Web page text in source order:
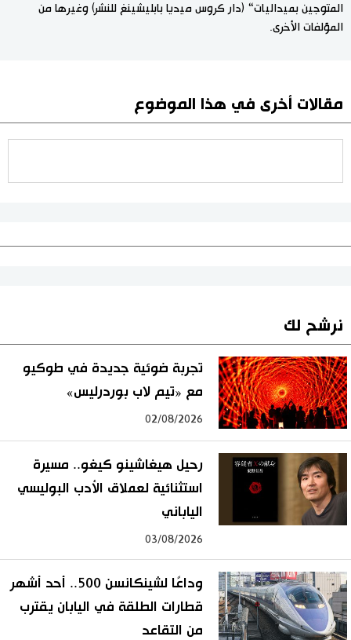
المتوجين بميداليات“ (دار كروس ميديا بابليشينغ للنشر) وغيرها من
المؤلفات الأخرى.
مقالات أخرى في هذا الموضوع
نرشح لك
تجربة ضوئية جديدة في طوكيو
مع «تيم لاب بوردرليس»
02/08/2026
رحيل هيغاشينو كيغو.. مسيرة
استثنائية لعملاق الأدب البوليسي
الياباني
03/08/2026
وداعًا لشينكانسن 500.. أحد أشهر
قطارات الطلقة في اليابان يقترب
من التقاعد